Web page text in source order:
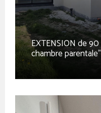
EXTENSION de
chambre parentale"